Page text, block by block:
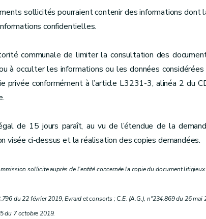
sollicités pourraient contenir des informations
confidentielles.
communale de limiter la consultation des
à occulter les informations ou les données
conformément à l’article L3231-3, alinéa 2 du
de 15 jours paraît, au vu de l’étendue de la
visée ci-dessus et la réalisation des copies demandées.
sollicite auprès de l’entité concernée la copie du document
du 22 février 2019, Evrard et consorts ; C.E. (A.G.), n°234.869 du 26
du 7 octobre 2019.